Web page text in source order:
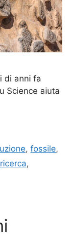
di anni fa
Science aiuta
,fossile,
ricerca,